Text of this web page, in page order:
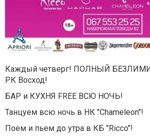
Каждый четверг! ПОЛНЫЙ
РК Восход!
БАР и КУХНЯ FREE ВСЮ НОЧЬ!
Танцуем всю ночь в НК "Chameleon"!
Поем и пьем до утра в КБ "Ricco"!